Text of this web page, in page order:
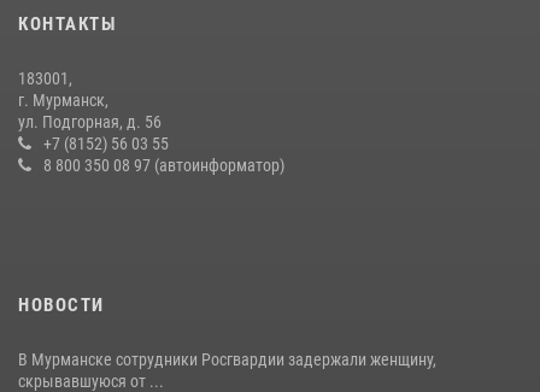
Первый Мурманский терминал» передал Управлению Росгвардии
по Мурманской области новый автомобиль для несения службы
21 июля 2026, 08:15
КОНТАКТЫ
183001,
г. Мурманск,
ул. Подгорная, д. 56
+7 (8152) 56 03 55
8 800 350 08 97 (автоинформатор)
НОВОСТИ
В Мурманске сотрудники Росгвардии задержали женщину,
скрывавшуюся от ...